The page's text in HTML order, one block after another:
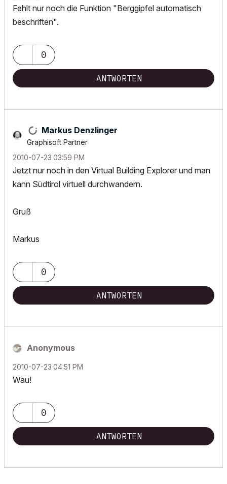
Fehlt nur noch die Funktion "Berggipfel automatisch
beschriften".
0
ANTWORTEN
Markus Denzlinger
Graphisoft Partner
‎2010-07-23 03:59 PM
Jetzt nur noch in den Virtual Building Explorer und man
kann Südtirol virtuell durchwandern.
Gruß
Markus
0
ANTWORTEN
Anonymous
‎2010-07-23 04:51 PM
Wau!
0
ANTWORTEN